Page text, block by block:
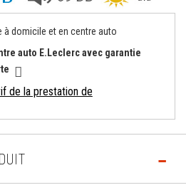
à domicile et en centre auto
auto E.Leclerc avec garantie
de la prestation de